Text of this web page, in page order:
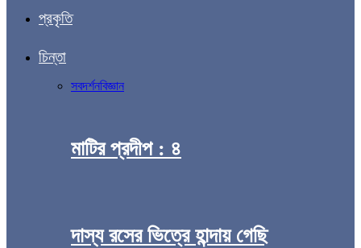
প্রকৃতি
চিন্তা
সবদর্শনবিজ্ঞান
মাটির প্রদীপ : ৪
দাস্য রসের ভিত্রে হান্দায় গেছি